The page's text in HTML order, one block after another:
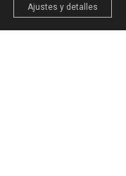
Ajustes y detalles